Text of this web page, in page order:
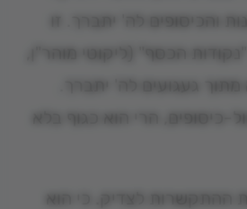
והכיסופים לה' יתברך. זו
הכסף" (ליקוטי מוהר"ן,
מתוך געגועים לה' יתברך.
כיסופים, הרי הוא כגוף בלא
ההתקשרות לצדיק. כי הוא